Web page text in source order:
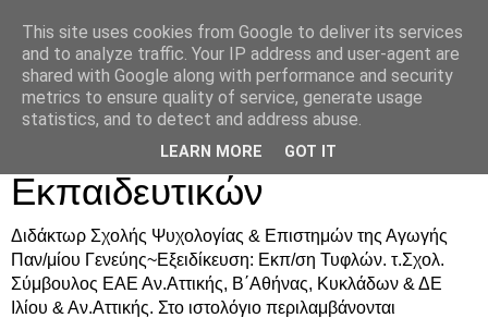
Δρ. Ράνια Χιουρέα-
Συμβουλευτική &
Υποστήριξη Γονέων &
Εκπαιδευτικών
Διδάκτωρ Σχολής Ψυχολογίας & Επιστημών της Αγωγής
Παν/μίου Γενεύης~Εξειδίκευση: Εκπ/ση Τυφλών. τ.Σχολ.
Σύμβουλος ΕΑΕ Αν.Αττικής, Β΄Αθήνας, Κυκλάδων & ΔΕ
Ιλίου & Αν.Αττικής. Στο ιστολόγιο περιλαμβάνονται
This site uses cookies from Google to deliver its services
and to analyze traffic. Your IP address and user-agent are
shared with Google along with performance and security
metrics to ensure quality of service, generate usage
statistics, and to detect and address abuse.
LEARN MORE GOT IT